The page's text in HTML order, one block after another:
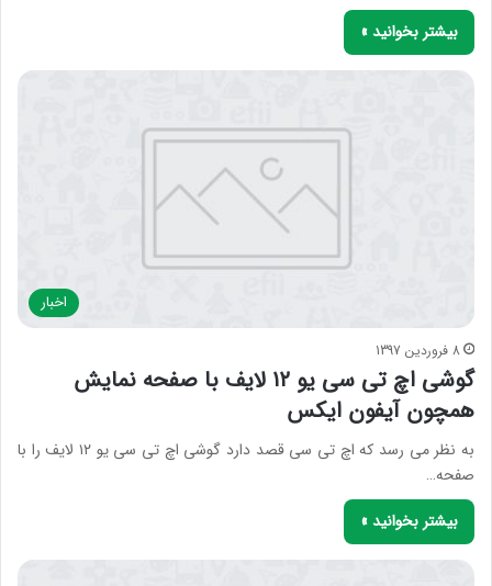
بیشتر بخوانید »
اخبار
8 فروردین 1397
گوشی اچ تی سی یو ۱۲ لایف با صفحه نمایش
همچون آیفون ایکس
به نظر می رسد که اچ تی سی قصد دارد گوشی اچ تی سی یو ۱۲ لایف را با
صفحه…
بیشتر بخوانید »